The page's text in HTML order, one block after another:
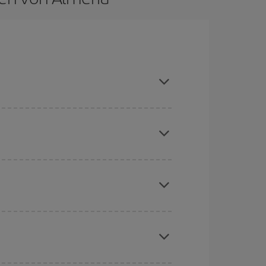
an und lassen Sie sich inspirieren: Sie
Flugoptionen an, die wir jeden Tag
günstiger sind die Preise.